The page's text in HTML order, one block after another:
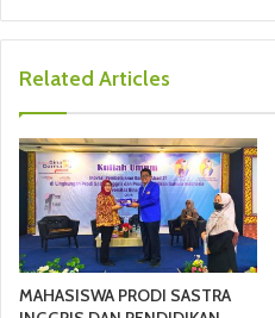
Related Articles
MAHASISWA PRODI SASTRA